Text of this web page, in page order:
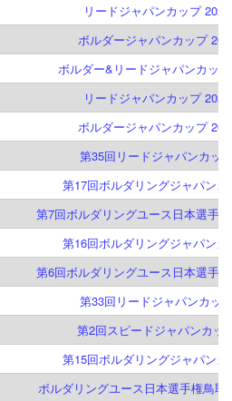
リードジャパンカップ 2024
ボルダージャパンカップ
ボルダー&リードジャパンカッ
リードジャパンカップ 2023
ボルダージャパンカップ
第35回リードジャパンカッ
第17回ボルダリングジャパンカ
第7回ボルダリングユース日本選手
第16回ボルダリングジャパンカ
第6回ボルダリングユース日本選手
第33回リードジャパンカッ
第2回スピードジャパンカッ
第15回ボルダリングジャパンカ
ボルダリングユース日本選手権鳥取